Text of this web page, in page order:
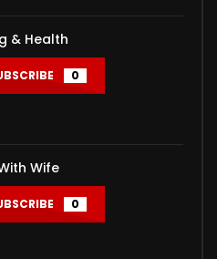
& Health
0
Wife
0